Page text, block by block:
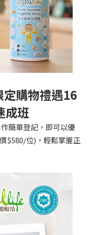
購物禮遇16
成班
簡單登記，即可以優
$580/位)，輕鬆掌握正